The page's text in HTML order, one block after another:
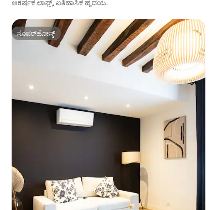
ಆಕರ್ಷಕ ಲಾಫ್ಟ್, ಐತಿಹಾಸಿಕ ಹೃದಯ.
ಸೂಪರ್‌ಹೋಸ್ಟ್
ಸೂಪರ್‌ಹೋಸ್ಟ್